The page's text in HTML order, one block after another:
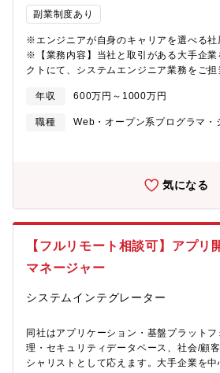
的なキャリアのモデルとして主に以下の3
また本部を跨った異動により他業界での開
能です。・ビジネスアナリスト/ビジネス
ルティングスキルや顧客関係構築力を活
開拓に関わる・プロジェクトマネージャー
関わる・ITアーキテクト高い技術力をベー
（株）ハイテックスが行いますが、インハ
テックスと一心同体で業務を推進していた
数：同社の総合職の4分の1は中途入社の
す。新卒と中途で評価制度に違いはなく
ける環境です。風通しもよく上司や先輩と
出来ます。■同社の特徴：同社は独立系の
を扱っております。1車種の内装すべてを
どの上流過程から企画・設計・開発・評
のもと、やりたいことにとことんチャレン
方
副業制度あり
※エンジニアが自身のキャリアを選べる社
※【業務内容】当社と取引がある大手企業
クトにて、システムエンジニア業務をご
例1：EVスタンドを検索できるアプリの
ットカード会社の信販システムの開発■研
て、日々の業務をこなしながらキャリアア
ジを目指すことができます。(社員用HP
戦する社員もおり、知識・経験をベースと
エンジニアとして30年以上(設計、評価、
社男性50代)更なる当社の技術力の底上げ
新事業を発足。教育や受託案件に対応でき
体制を整えています。■工夫・改善・挑戦
きなプロジェクトに携われる環境がありま
第一線で活躍したい方、派遣から請負、
動し新事業をスタートするなど、自身の
年収 600万円～1000万円
職種
Web・オープン系プログラマ・
気になる
【フルリモート相談可】アプリ
マネージャー
システムインテグレーター
同社はアプリケーション・基盤プラット
理・セキュリティデータベース、社会/顧
シャリストとして応えます。大手企業を